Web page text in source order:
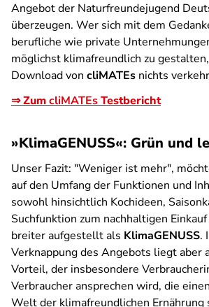
Angebot der Naturfreundejugend
überzeugen. Wer sich mit dem
berufliche wie private
möglichst klimafreundlich zu
Download von cliMATEs nichts
⇒ ZumcliMATEsTestbericht
»KlimaGENUSS«: Grün und
Unser Fazit: "Weniger ist mehr",
auf den Umfang der Funktionen und
sowohl hinsichtlich Kochideen,
Suchfunktion zum nachhaltigen
breiter aufgestellt als KlimaGENUSS.
Verknappung des Angebots liegt aber
Vorteil, der insbesondere
Verbraucher ansprechen wird, die
Welt der klimafreundlichen Ernährung